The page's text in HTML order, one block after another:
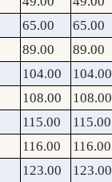
65.00 65.00
89.00 89.00
104.00 104.00
108.00 108.00
115.00 115.00
116.00 116.00
123.00 123.00